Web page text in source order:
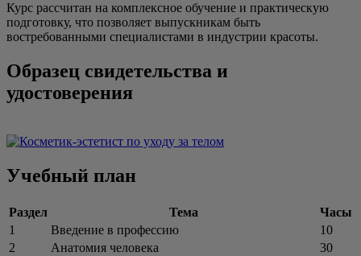
Курс рассчитан на комплексное обучение и практическую
подготовку, что позволяет выпускникам быть
востребованными специалистами в индустрии красоты.
Образец свидетельства и
удостоверения
Учебный план
Раздел Тема
Часы
1
Введение в профессию
10
2
Анатомия человека
30